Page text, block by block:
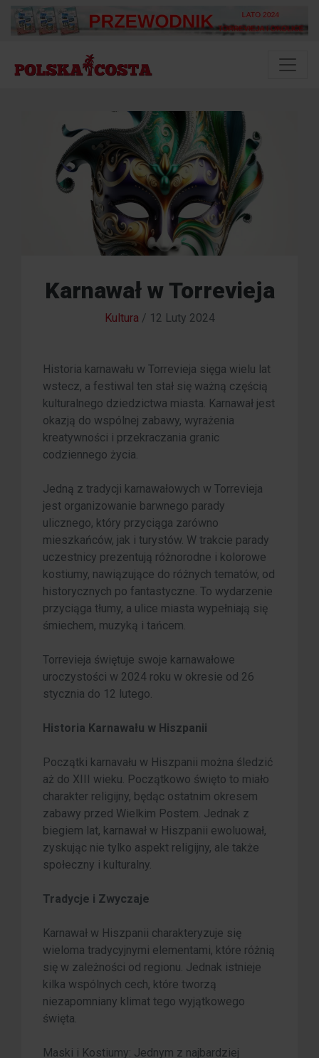
Karnawał w Torrevieja
Kultura / 12 Luty 2024
Historia karnawału w Torrevieja sięga wielu lat
wstecz, a festiwal ten stał się ważną częścią
kulturalnego dziedzictwa miasta. Karnawał jest
okazją do wspólnej zabawy, wyrażenia
kreatywności i przekraczania granic
codziennego życia.
Jedną z tradycji karnawałowych w Torrevieja
jest organizowanie barwnego parady
ulicznego, który przyciąga zarówno
mieszkańców, jak i turystów. W trakcie parady
uczestnicy prezentują różnorodne i kolorowe
kostiumy, nawiązujące do różnych tematów, od
historycznych po fantastyczne. To wydarzenie
przyciąga tłumy, a ulice miasta wypełniają się
śmiechem, muzyką i tańcem.
Torrevieja świętuje swoje karnawałowe
uroczystości w 2024 roku w okresie od 26
stycznia do 12 lutego.
Historia Karnawału w Hiszpanii
Początki karnavału w Hiszpanii można śledzić
aż do XIII wieku. Początkowo święto to miało
charakter religijny, będąc ostatnim okresem
zabawy przed Wielkim Postem. Jednak z
biegiem lat, karnawał w Hiszpanii ewoluował,
zyskując nie tylko aspekt religijny, ale także
społeczny i kulturalny.
Tradycje i Zwyczaje
Karnawał w Hiszpanii charakteryzuje się
wieloma tradycyjnymi elementami, które różnią
się w zależności od regionu. Jednak istnieje
kilka wspólnych cech, które tworzą
niezapomniany klimat tego wyjątkowego
święta.
Maski i Kostiumy: Jednym z najbardziej